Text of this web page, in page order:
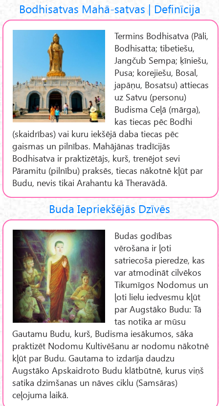
Bodhisatvas Mahā-satvas | Definīcija
Termins Bodhisatva (Pāli,
Bodhisatta; tibetiešu,
Jangčub Sempa; ķīniešu,
Pusa; korejiešu, Bosal,
japāņu, Bosatsu) attiecas
uz Satvu (personu)
Budisma Ceļā (mārga),
kas tiecas pēc Bodhi
(skaidrības) vai kuru iekšējā daba tiecas pēc
gaismas un pilnības. Mahājānas tradīcijās
Bodhisatva ir praktizētājs, kurš, trenējot sevi
Pāramitu (pilnību) praksēs, tiecas nākotnē kļūt par
Budu, nevis tikai Arahantu kā Theravādā.
Buda Iepriekšējās Dzīvēs
Budas godības
vērošana ir ļoti
satriecoša pieredze, kas
var atmodināt cilvēkos
Tikumīgos Nodomus un
ļoti lielu iedvesmu kļūt
par Augstāko Budu: Tā
tas notika ar mūsu
Gautamu Budu, kurš, Budisma iesākumos, sāka
praktizēt Nodomu Kultivēšanu ar nodomu nākotnē
kļūt par Budu. Gautama to izdarīja daudzu
Augstāko Apskaidroto Budu klātbūtnē, kurus viņš
satika dzimšanas un nāves ciklu (Samsāras)
ceļojuma laikā.